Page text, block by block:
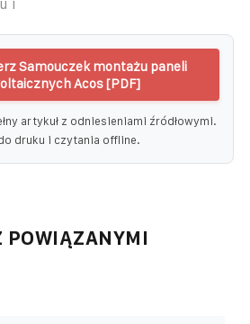
i
Samouczek montażu paneli
Acos [PDF]
artykuł z odniesieniami źródłowymi.
druku i czytania offline.
POWIĄZANYMI